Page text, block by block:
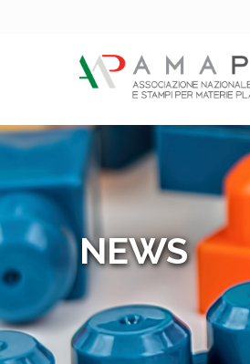
NEWS